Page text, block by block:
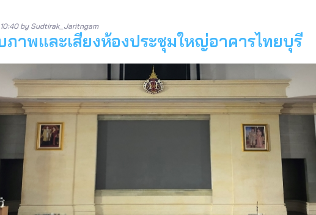
by Sudtirak_Jaritngam
ภาพและเสียงห้องประชุมใหญ่อาคารไทยบุรี